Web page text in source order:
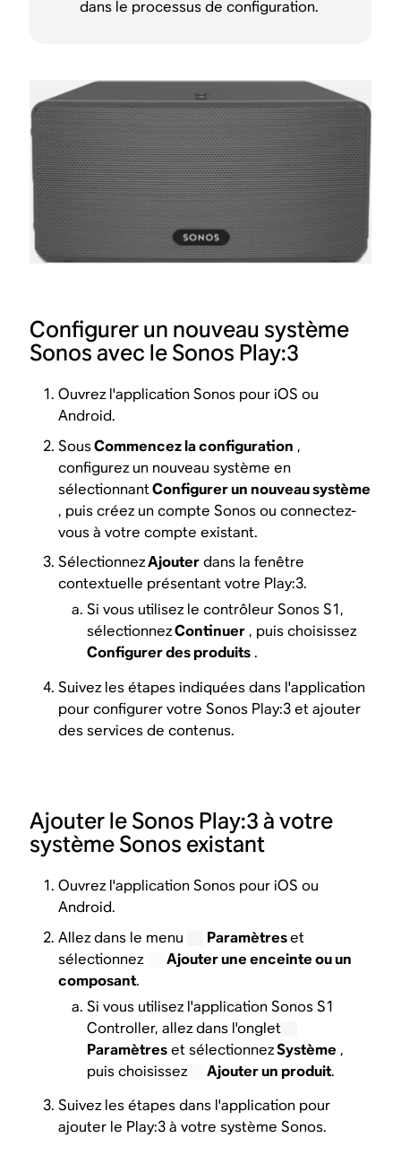
dans le processus de configuration.
Configurer un nouveau système
Sonos avec le Sonos Play:3
Ouvrez l'application Sonos pour iOS ou
Android.
SousCommencez la configuration ,
configurez un nouveau système en
sélectionnantConfigurer un nouveau système
, puis créez un compte Sonos ou connectez-
vous à votre compte existant.
SélectionnezAjouterdans la fenêtre
contextuelle présentant votre Play:3.
Si vous utilisez le contrôleur Sonos S1,
sélectionnezContinuer, puis choisissez
Configurer des produits.
Suivez les étapes indiquées dans l'application
pour configurer votre Sonos Play:3 et ajouter
des services de contenus.
Ajouter le Sonos Play:3 à votre
système Sonos existant
Ouvrez l'application Sonos pour iOS ou
Android.
Allez dans le menu
Paramètreset
sélectionnez
Ajouter une enceinte ou un
composant.
Si vous utilisez l'application Sonos S1
Controller, allez dans l'onglet
Paramètreset sélectionnezSystème ,
puis choisissez
Ajouter un produit.
Suivez les étapes dans l'application pour
ajouter le Play:3 à votre système Sonos.